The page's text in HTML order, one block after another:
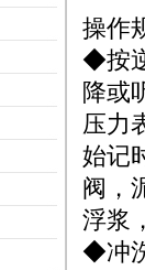
操作
◆按
降或
压力
始记
阀，
浮浆
◆冲